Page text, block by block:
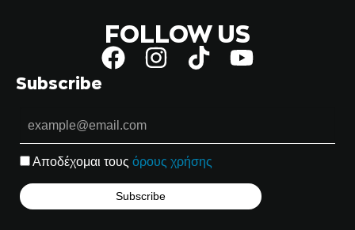
FOLLOW US
Subscribe
Αποδέχομαι τους όρους χρήσης